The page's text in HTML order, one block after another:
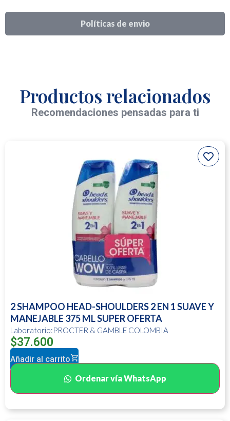
Políticas de envio
Productos relacionados
Recomendaciones pensadas para ti
2 SHAMPOO HEAD-SHOULDERS 2 EN 1 SUAVE Y
MANEJABLE 375 ML SUPER OFERTA
Laboratorio:PROCTER & GAMBLE COLOMBIA
$37.600
Añadir al carrito
Ordenar vía WhatsApp